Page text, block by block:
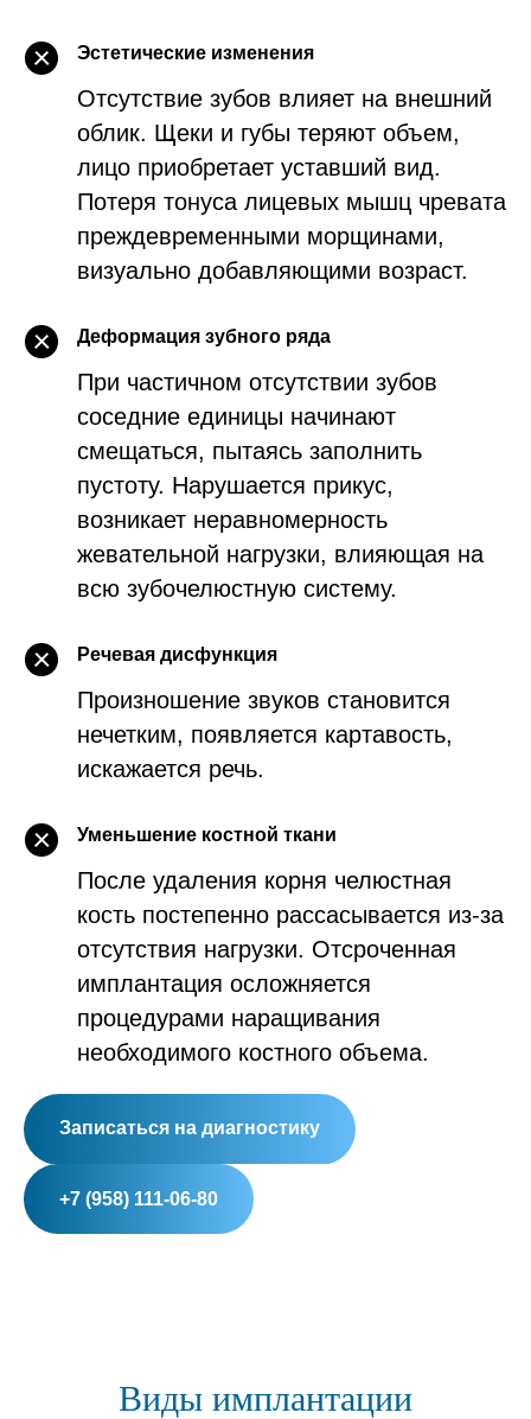
Эстетические изменения
Отсутствие зубов влияет на внешний
облик. Щеки и губы теряют объем,
лицо приобретает уставший вид.
Потеря тонуса лицевых мышц чревата
преждевременными морщинами,
визуально добавляющими возраст.
Деформация зубного ряда
При частичном отсутствии зубов
соседние единицы начинают
смещаться, пытаясь заполнить
пустоту. Нарушается прикус,
возникает неравномерность
жевательной нагрузки, влияющая на
всю зубочелюстную систему.
Речевая дисфункция
Произношение звуков становится
нечетким, появляется картавость,
искажается речь.
Уменьшение костной ткани
После удаления корня челюстная
кость постепенно рассасывается из-за
отсутствия нагрузки. Отсроченная
имплантация осложняется
процедурами наращивания
необходимого костного объема.
Записаться на диагностику
+7 (958) 111-06-80
Виды имплантации